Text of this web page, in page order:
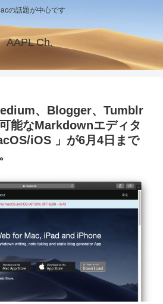
の話題が中心です
AAPL Ch.
、Blogger、Tumblr
能なMarkdownエディタ
iOS 」が6月4日まで